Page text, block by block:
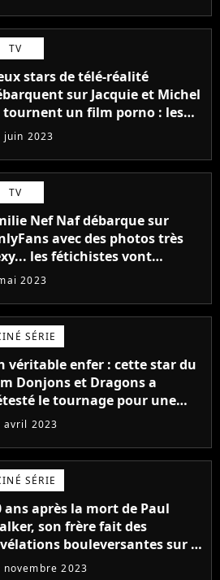
TV
stars de télé-réalité
sur Jacquie et Michel
tournent un film porno : les
images du tournage
juin 2023
TV
Nef Naf débarque sur
avec des photos très
les fétichistes vont
leur pied !
2023
SÉRIE
véritable enfer : cette star du
Donjons et Dragons a
le tournage pour une
très spéciale
avril 2023
SÉRIE
ans après la mort de Paul
son frère fait des
bouleversantes sur la
des acteurs de Fast and
novembre 2023